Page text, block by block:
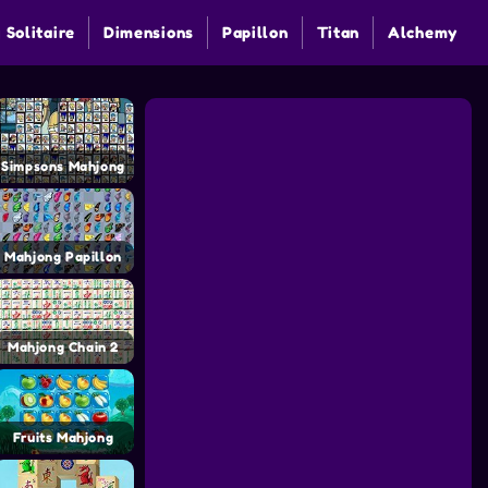
Solitaire Dimensions Papillon Titan Alchemy
Simpsons Mahjong
Mahjong Papillon
Mahjong Chain 2
Fruits Mahjong